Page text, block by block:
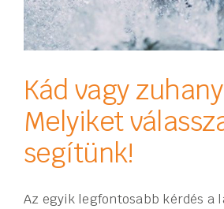
Kád vagy
Melyiket
segítünk!
Az egyik legfontosabb kérdés a